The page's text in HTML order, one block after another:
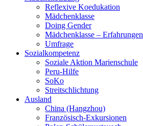
Reflexive Koedukation
Mädchenklasse
Doing Gender
Mädchenklasse – Erfahrungen
Umfrage
Sozialkompetenz
Soziale Aktion Marienschule
Peru-Hilfe
SoKo
Streitschlichtung
Ausland
China (Hangzhou)
Französisch-Exkursionen